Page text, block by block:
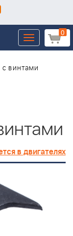
0
Toggle
navigation
винтами
в двигателях